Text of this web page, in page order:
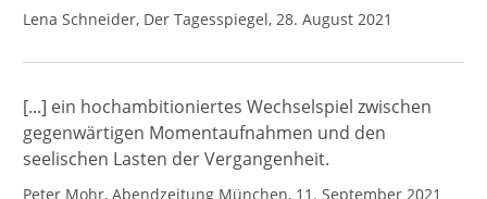
Lena Schneider, Der Tagesspiegel, 28. August 2021
[...] ein hochambitioniertes Wechselspiel zwischen
gegenwärtigen Momentaufnahmen und den
seelischen Lasten der Vergangenheit.
Peter Mohr, Abendzeitung München, 11. September 2021